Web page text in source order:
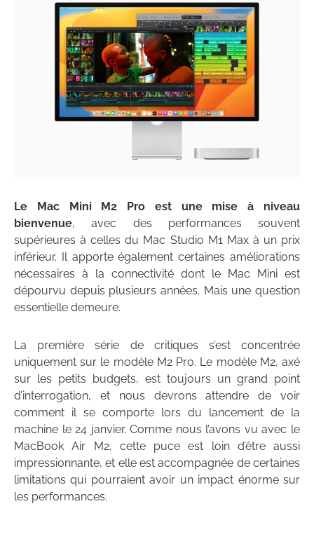
Le Mac Mini M2 Pro est une mise à niveau
bienvenue, avec des performances souvent
supérieures à celles du Mac Studio M1 Max à un prix
inférieur. Il apporte également certaines améliorations
nécessaires à la connectivité dont le Mac Mini est
dépourvu depuis plusieurs années. Mais une question
essentielle demeure.
La première série de critiques s’est concentrée
uniquement sur le modèle M2 Pro. Le modèle M2, axé
sur les petits budgets, est toujours un grand point
d’interrogation, et nous devrons attendre de voir
comment il se comporte lors du lancement de la
machine le 24 janvier. Comme nous l’avons vu avec le
MacBook Air M2, cette puce est loin d’être aussi
impressionnante, et elle est accompagnée de certaines
limitations qui pourraient avoir un impact énorme sur
les performances.